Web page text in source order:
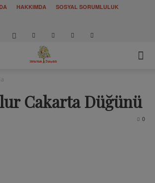
HAKKIMDA
SOSYAL SORUMLULUK
Cakarta Düğünü
0